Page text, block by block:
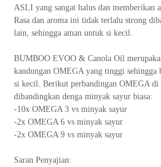
ASLI yang sangat halus dan memberikan
Rasa dan aroma ini tidak terlalu strong
lain, sehingga aman untuk si kecil.
BUMBOO EVOO & Canola Oil
kandungan OMEGA yang tinggi sehingga
si kecil. Berikut perbandingan OMEGA
dibandingkan denga minyak sayur biasa:
-10x OMEGA 3 vs minyak sayur
-2x OMEGA 6 vs minyak sayur
-2x OMEGA 9 vs minyak sayur
Saran Penyajian: